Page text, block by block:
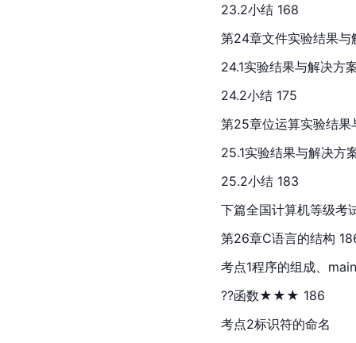
23.2小结 168
第24章文件实验结果与
24.1实验结果与解决方
24.2小结 175
第25章位运算实验结果
25.1实验结果与解决方
25.2小结 183
下篇全国计算机等级考
第26章C语言的结构
考点1程序的组成、main
??函数★★★ 186
考点2标识符的命名